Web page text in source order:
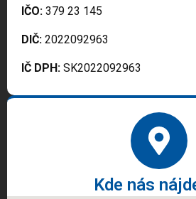
IČO: 379 23 145
DIČ: 2022092963
IČ DPH: SK2022092963
Kde nás